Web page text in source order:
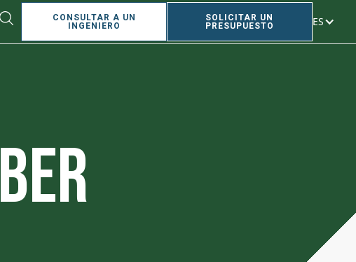
CONSULTAR A UN
INGENIERO
SOLICITAR UN
PRESUPUESTO
ES